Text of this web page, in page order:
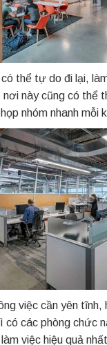
thể tự do đi lại,
nơi này cũng có thể
nhóm nhanh mỗi
việc cần yên tĩnh,
có các phòng chức
làm việc hiệu quả